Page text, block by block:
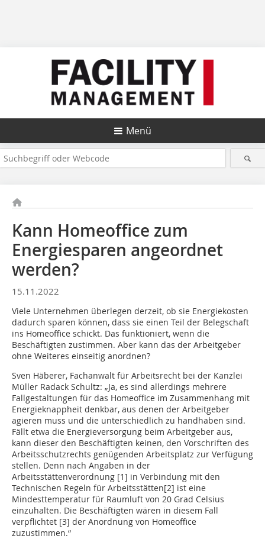
Menü
Kann Homeoffice zum
Energiesparen angeordnet
werden?
15.11.2022
Viele Unternehmen überlegen derzeit, ob sie Energiekosten
dadurch sparen können, dass sie einen Teil der Belegschaft
ins Homeoffice schickt. Das funktioniert, wenn die
Beschäftigten zustimmen. Aber kann das der Arbeitgeber
ohne Weiteres einseitig anordnen?
Sven Häberer, Fachanwalt für Arbeitsrecht bei der Kanzlei
Müller Radack Schultz: „Ja, es sind allerdings mehrere
Fallgestaltungen für das Homeoffice im Zusammenhang mit
Energieknappheit denkbar, aus denen der Arbeitgeber
agieren muss und die unterschiedlich zu handhaben sind.
Fällt etwa die Energieversorgung beim Arbeitgeber aus,
kann dieser den Beschäftigten keinen, den Vorschriften des
Arbeitsschutzrechts genügenden Arbeitsplatz zur Verfügung
stellen. Denn nach Angaben in der
Arbeitsstättenverordnung [1] in Verbindung mit den
Technischen Regeln für Arbeitsstätten[2] ist eine
Mindesttemperatur für Raumluft von 20 Grad Celsius
einzuhalten. Die Beschäftigten wären in diesem Fall
verpflichtet [3] der Anordnung von Homeoffice
zuzustimmen.“